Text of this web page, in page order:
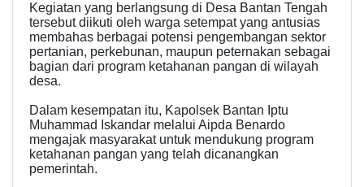
Kegiatan yang berlangsung di Desa Bantan Tengah
tersebut diikuti oleh warga setempat yang antusias
membahas berbagai potensi pengembangan sektor
pertanian, perkebunan, maupun peternakan sebagai
bagian dari program ketahanan pangan di wilayah
desa.
Dalam kesempatan itu, Kapolsek Bantan Iptu
Muhammad Iskandar melalui Aipda Benardo
mengajak masyarakat untuk mendukung program
ketahanan pangan yang telah dicanangkan
pemerintah.